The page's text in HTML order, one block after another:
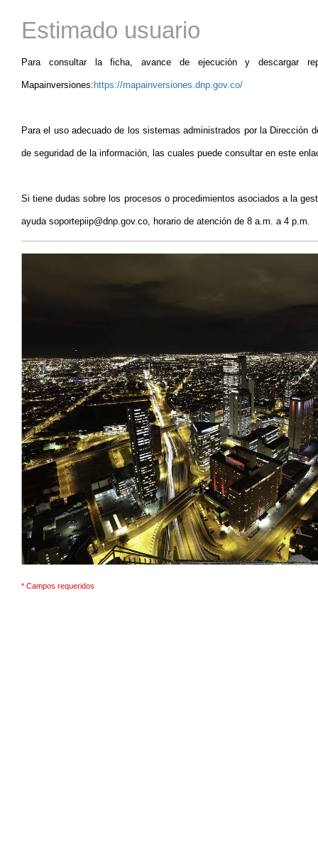
Estimado usuario
Para consultar la ficha, avance de ejecución y descargar
Mapainversiones: https://mapainversiones.dnp.gov.co/
Para el uso adecuado de los sistemas administrados por la
de seguridad de la información, las cuales puede consultar en este
Si tiene dudas sobre los procesos o procedimientos asociados a la
ayuda soportepiip@dnp.gov.co, horario de atención de 8 a.m. a 4 p.m.
* Campos requeridos